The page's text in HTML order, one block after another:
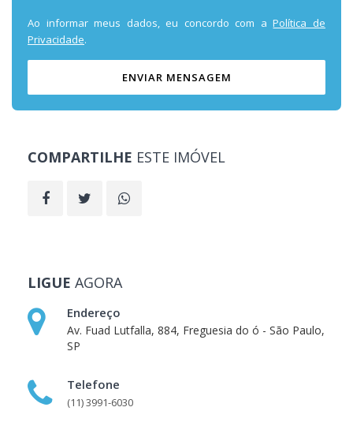
Ao informar meus dados, eu concordo com aPolítica de
Privacidade.
ENVIAR MENSAGEM
COMPARTILHE ESTE IMÓVEL
LIGUE AGORA
Endereço
Av. Fuad Lutfalla, 884, Freguesia do ó - São Paulo,
SP
Telefone
(11) 3991-6030